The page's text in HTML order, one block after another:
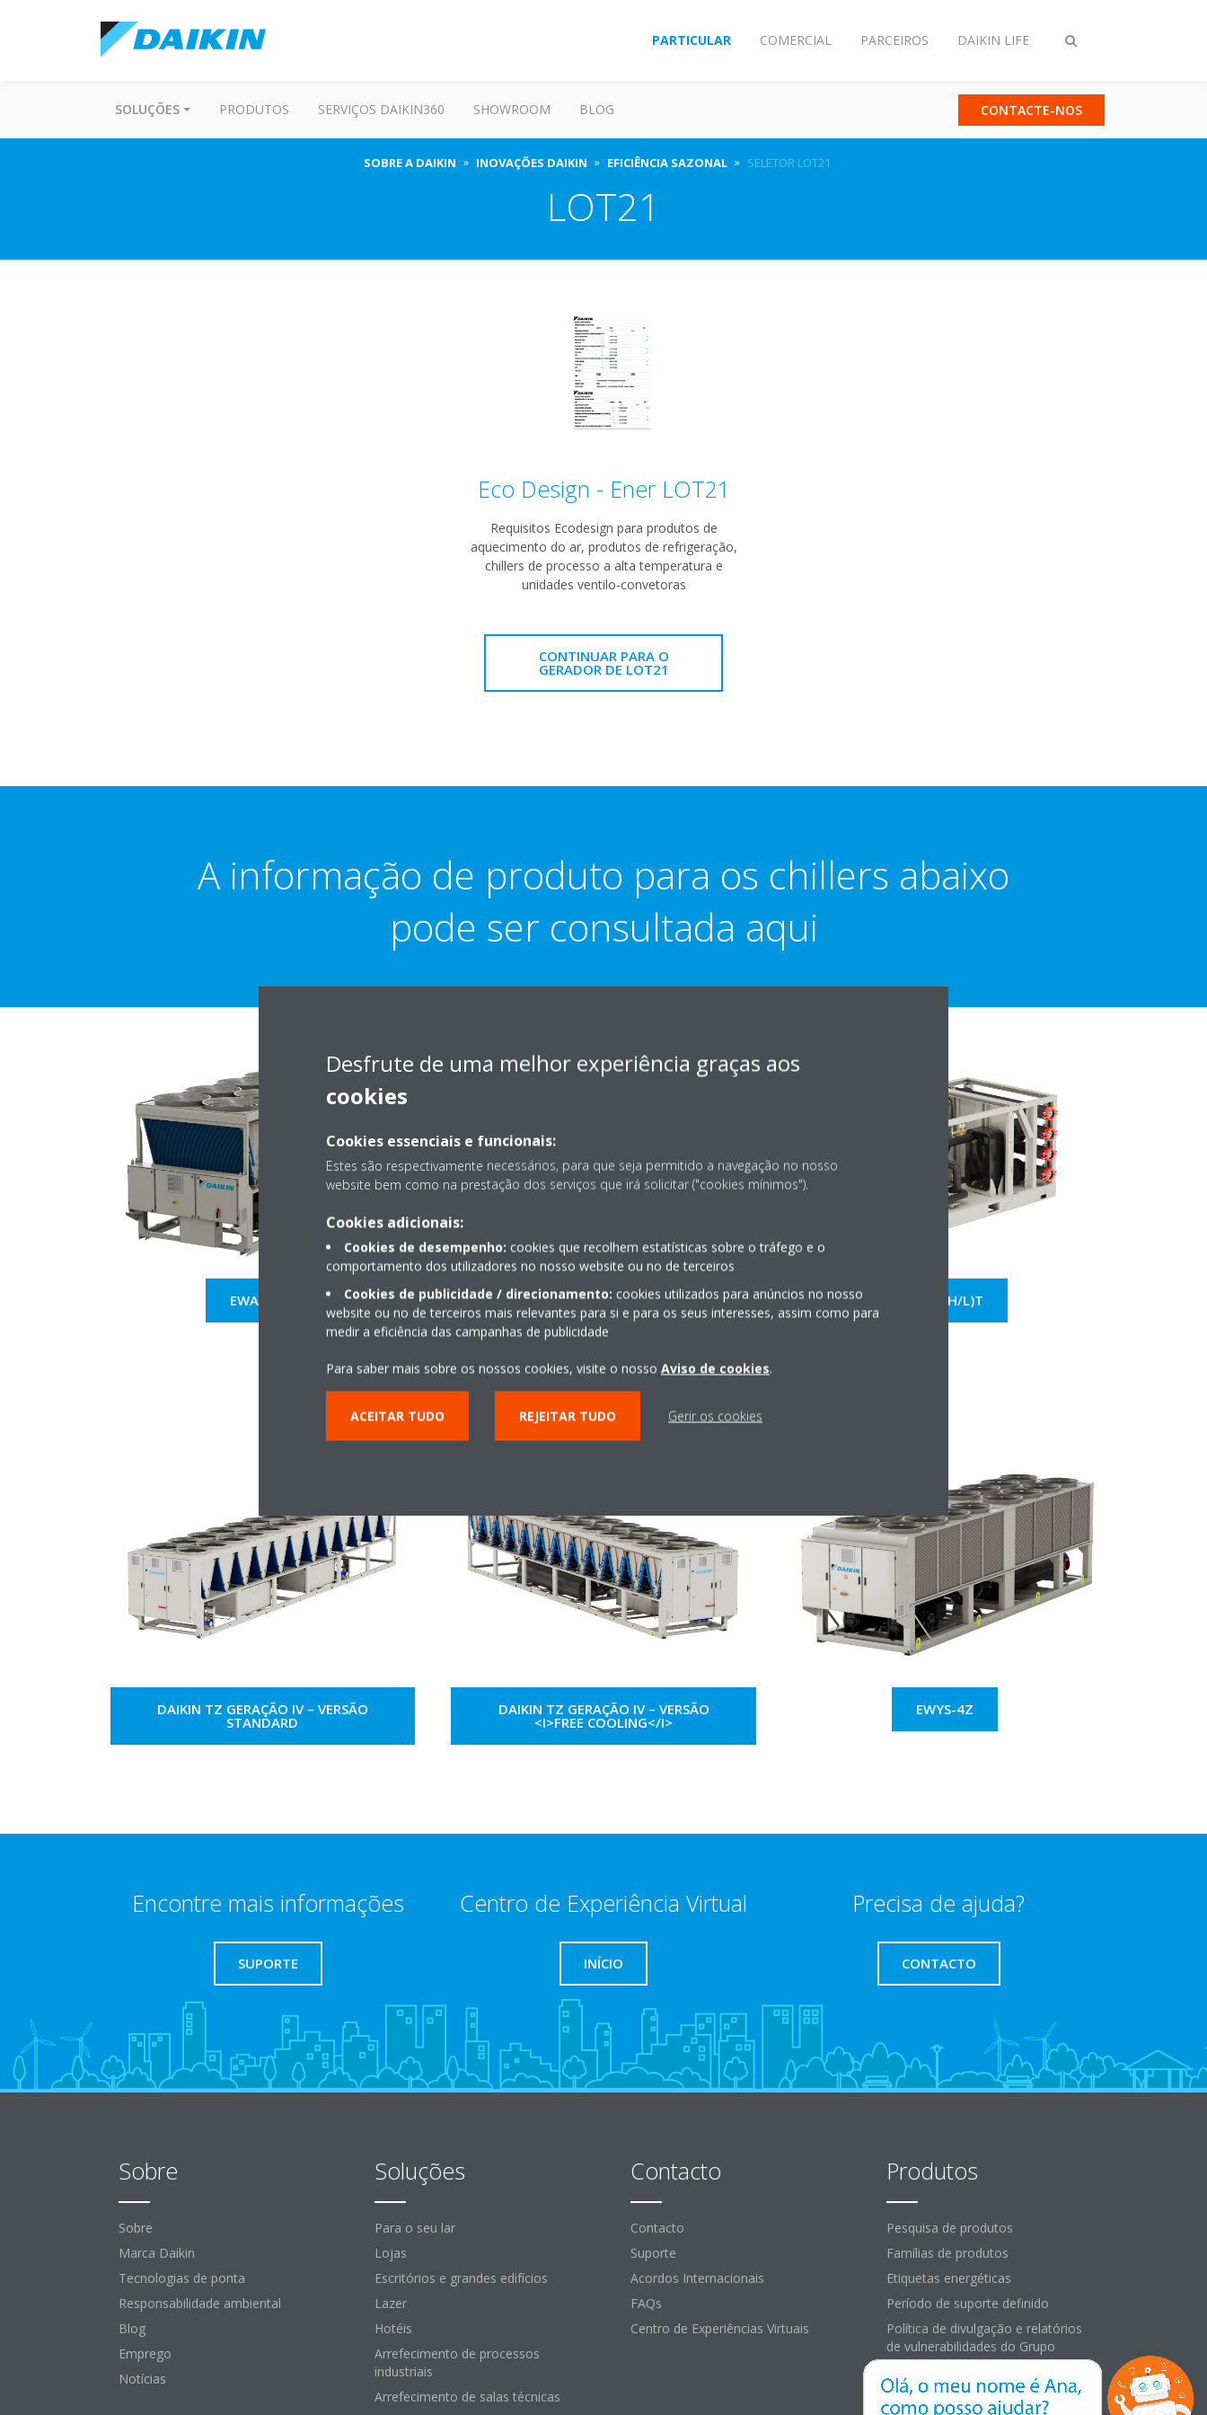
Comutar
PARTICULAR COMERCIAL PARCEIROS DAIKIN LIFE
SOLUÇÕES PRODUTOS SERVIÇOS DAIKIN360 SHOWROOM BLOG CONTACTE-NOS
SOBRE A DAIKIN INOVAÇÕES DAIKIN EFICIÊNCIA SAZONAL SELETOR LOT21
LOT21
Eco Design - Ener LOT21
Requisitos Ecodesign para produtos de
aquecimento do ar, produtos de refrigeração,
chillers de processo a alta temperatura e
unidades ventilo-convetoras
CONTINUAR PARA O
GERADOR DE LOT21
A informação de produto para os chillers abaixo
pode ser consultada aqui
EWAT-B-C EWFT-B-C EW(W/H/L)T
DAIKIN TZ GERAÇÃO IV – VERSÃO
STANDARD
DAIKIN TZ GERAÇÃO IV – VERSÃO
<I>FREE COOLING</I>
EWYS-4Z
Encontre mais informações
SUPORTE
Centro de Experiência Virtual
INÍCIO
Precisa de ajuda?
CONTACTO
Sobre
Sobre
Marca Daikin
Tecnologias de ponta
Responsabilidade ambiental
Blog
Emprego
Notícias
Soluções
Para o seu lar
Lojas
Escritórios e grandes edifícios
Lazer
Hotéis
Arrefecimento de processos
industriais
Arrefecimento de salas técnicas
Contacto
Contacto
Suporte
Acordos Internacionais
FAQs
Centro de Experiências Virtuais
Produtos
Pesquisa de produtos
Famílias de produtos
Etiquetas energéticas
Período de suporte definido
Política de divulgação e relatórios
de vulnerabilidades do Grupo
Daikin Europe
Desfrute de uma melhor experiência graças aos
cookies
Cookies essenciais e funcionais:
Estes são respectivamente necessários, para que seja permitido a navegação no nosso
website bem como na prestação dos serviços que irá solicitar ("cookies mínimos").
Cookies adicionais:
Cookies de desempenho: cookies que recolhem estatísticas sobre o tráfego e o
comportamento dos utilizadores no nosso website ou no de terceiros
Cookies de publicidade / direcionamento: cookies utilizados para anúncios no nosso
website ou no de terceiros mais relevantes para si e para os seus interesses, assim como para
medir a eficiência das campanhas de publicidade
Para saber mais sobre os nossos cookies, visite o nosso Aviso de cookies.
ACEITAR TUDO REJEITAR TUDO Gerir os cookies